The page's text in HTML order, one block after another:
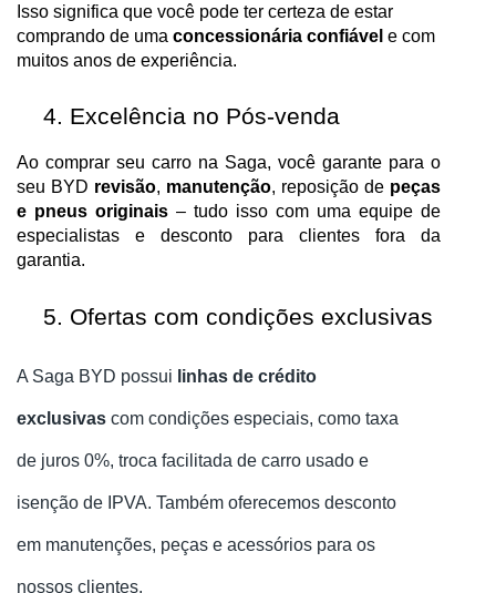
Isso significa que você pode ter certeza de estar
comprando de uma concessionária confiável e com
muitos anos de experiência.
Excelência no Pós-venda
Ao comprar seu carro na Saga, você garante para o
seu BYD revisão, manutenção, reposição de peças
e pneus originais – tudo isso com uma equipe de
especialistas e desconto para clientes fora da
garantia.
Ofertas com condições exclusivas
A Saga BYD possui linhas de crédito
exclusivas com condições especiais, como taxa
de juros 0%, troca facilitada de carro usado e
isenção de IPVA. Também oferecemos desconto
em manutenções, peças e acessórios para os
nossos clientes.